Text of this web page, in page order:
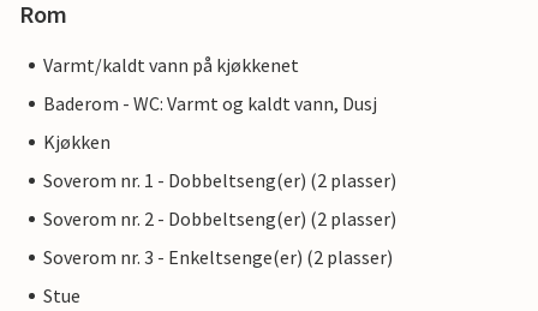
Rom
Varmt/kaldt vann på kjøkkenet
Baderom - WC: Varmt og kaldt vann, Dusj
Kjøkken
Soverom nr. 1 - Dobbeltseng(er) (2 plasser)
Soverom nr. 2 - Dobbeltseng(er) (2 plasser)
Soverom nr. 3 - Enkeltsenge(er) (2 plasser)
Stue